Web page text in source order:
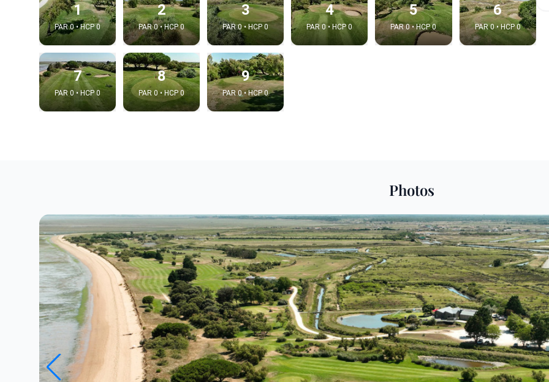
1
PAR 0 • HCP 0
2
PAR 0 • HCP 0
3
PAR 0 • HCP 0
4
PAR 0 • HCP 0
5
PAR 0 • HCP 0
6
PAR 0 • HCP 0
7
PAR 0 • HCP 0
8
PAR 0 • HCP 0
9
PAR 0 • HCP 0
Photos
Integrate video